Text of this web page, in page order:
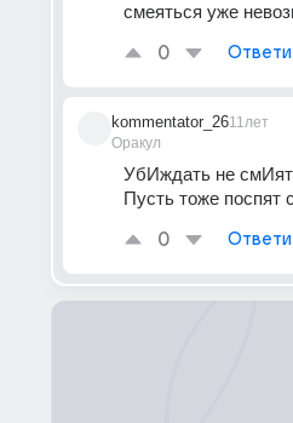
смеяться уже
0
kommentator_26
Оракул
11лет
УбИждать не
Пусть тоже поспят
0